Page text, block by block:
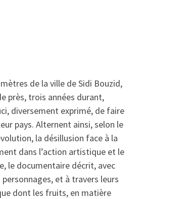
de la ville de Sidi Bouzid,
près, trois années durant,
diversement exprimé, de faire
pays. Alternent ainsi, selon le
la désillusion face à la
dans l’action artistique et le
le documentaire décrit, avec
et à travers leurs
dont les fruits, en matière